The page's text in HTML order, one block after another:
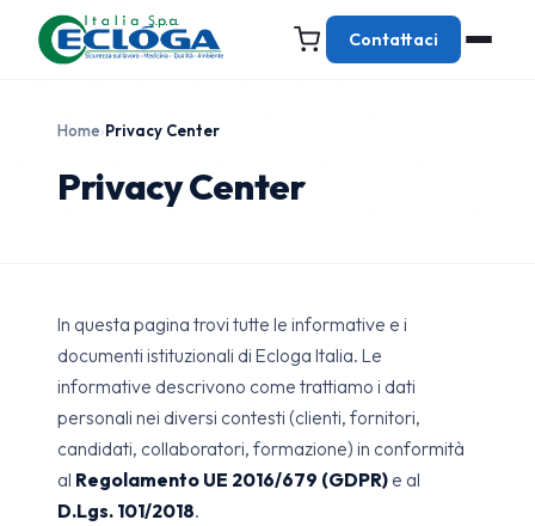
Contattaci
Home›Privacy Center
Privacy Center
In questa pagina trovi tutte le informative e i
documenti istituzionali di Ecloga Italia. Le
informative descrivono come trattiamo i dati
personali nei diversi contesti (clienti, fornitori,
candidati, collaboratori, formazione) in conformità
al Regolamento UE 2016/679 (GDPR) e al
D.Lgs. 101/2018.